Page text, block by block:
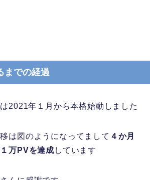
までの経過
は2021年１月から本格始動しました
は図のようになってまして ４か月
万PVを達成 しています